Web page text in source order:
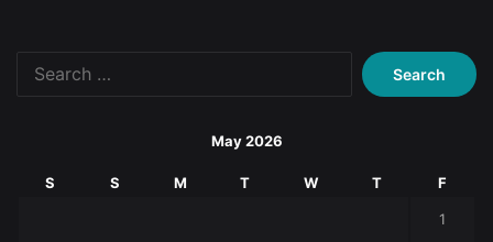
Search
for:
May 2026
S S M T W T F
1